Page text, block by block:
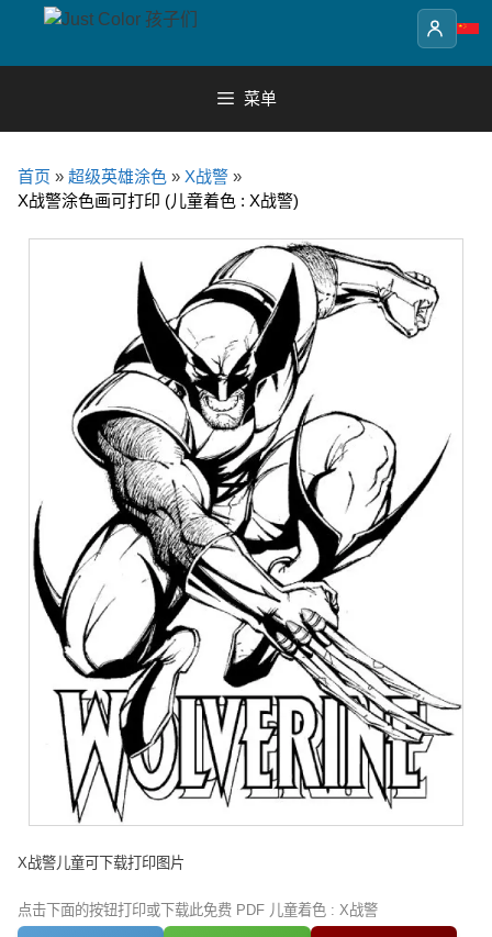
content
菜单
首页 » 超级英雄涂色 » X战警 »
X战警涂色画可打印 (儿童着色 : X战警)
X战警儿童可下载打印图片
点击下面的按钮打印或下载此免费 PDF 儿童着色 : X战警